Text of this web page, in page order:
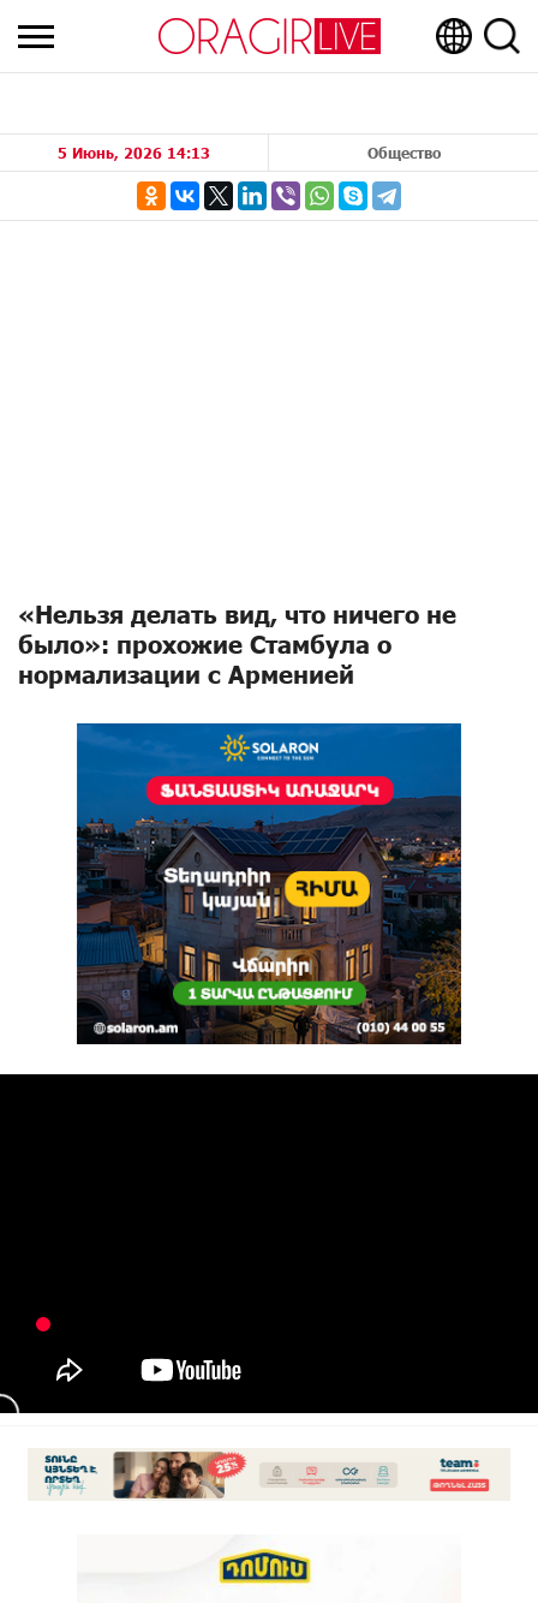
5 Июнь, 2026 14:13 Общество
«Нельзя делать вид, что ничего не
было»: прохожие Стамбула о
нормализации с Арменией